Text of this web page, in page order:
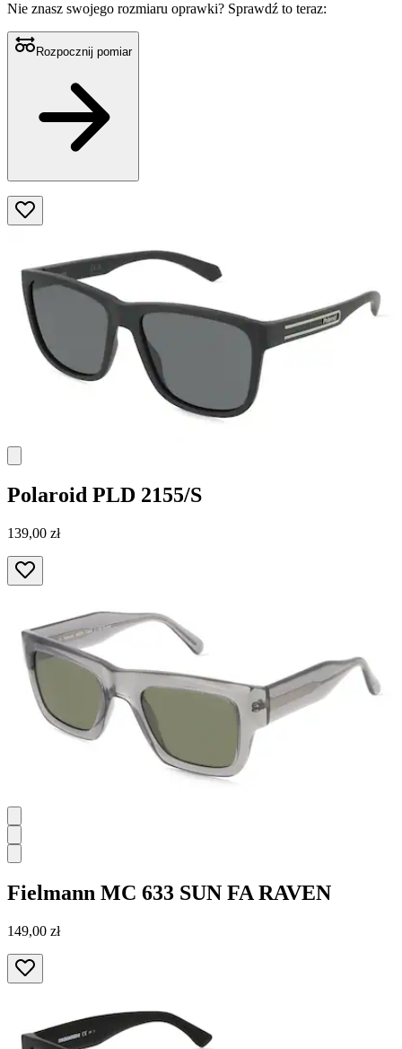
Nie znasz swojego rozmiaru oprawki? Sprawdź to teraz:
Rozpocznij pomiar
Polaroid PLD 2155/S
139,00 zł
Fielmann MC 633 SUN FA RAVEN
149,00 zł